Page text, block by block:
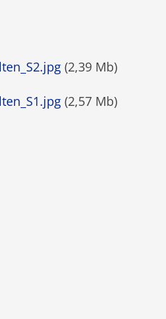
(2,39 Mb)
(2,57 Mb)